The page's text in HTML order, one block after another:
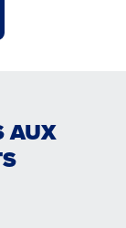
AUX